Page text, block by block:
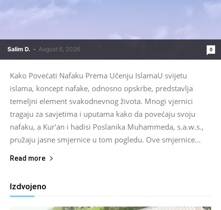
Salim D. - August 6, 2026 0
Kako Povećati Nafaku Prema Učenju IslamaU svijetu
islama, koncept nafake, odnosno opskrbe, predstavlja
temeljni element svakodnevnog života. Mnogi vjernici
tragaju za savjetima i uputama kako da povećaju svoju
nafaku, a Kur'an i hadisi Poslanika Muhammeda, s.a.w.s.,
pružaju jasne smjernice u tom pogledu. Ove smjernice...
Read more
Izdvojeno